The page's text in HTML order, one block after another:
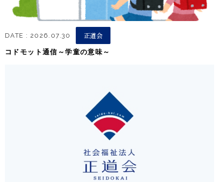
DATE : 2026.07.30 正道会
コドモット通信～学童の意味～